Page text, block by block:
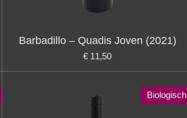
Barbadillo – Quadis Joven (2021)
€ 11,50
Biologisch